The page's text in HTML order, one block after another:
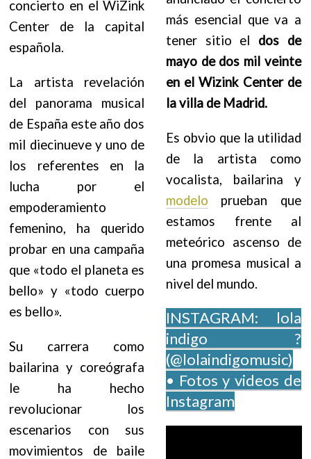
concierto en el WiZink
Center de la capital
española.
La artista revelación
del panorama musical
de España este año dos
mil diecinueve y uno de
los referentes en la
lucha por el
empoderamiento
femenino, ha querido
probar en una campaña
que «todo el planeta es
bello» y «todo cuerpo
es bello».
Su carrera como
bailarina y coreógrafa
le ha hecho
revolucionar los
escenarios con sus
movimientos de baile
más esencial que va a
tener sitio el dos de
mayo de dos mil veinte
en el Wizink Center de
la villa de Madrid.
Es obvio que la utilidad
de la artista como
vocalista, bailarina y
modelo prueban que
estamos frente al
meteórico ascenso de
una promesa musical a
nivel del mundo.
INSTAGRAM: lola
indigo ?
(@lolaindigomusic)
• Fotos y videos de
Instagram